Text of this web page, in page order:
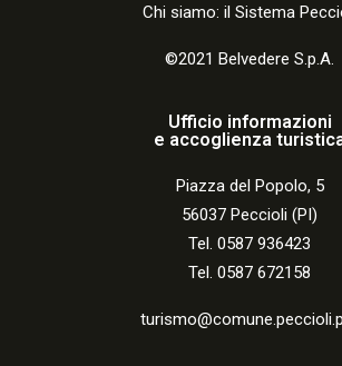
Chi siamo: il Sistema
©2021 Belvedere S.p.A.
Ufficio informazioni
e accoglienza
Piazza del Popolo, 5
56037 Peccioli (PI)
Tel. 0587 936423
Tel. 0587 672158